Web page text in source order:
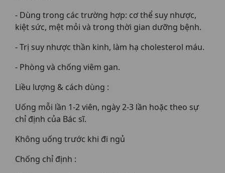
- Dùng trong các trường hợp: cơ thể suy nhược,
kiệt sức, mệt mỏi và trong thời gian dưỡng bệnh.
- Trị suy nhược thần kinh, làm hạ cholesterol máu.
- Phòng và chống viêm gan.
Liều lượng & cách dùng :
Uống mỗi lần 1-2 viên, ngày 2-3 lần hoặc theo sự
chỉ định của Bác sĩ.
Không uống trước khi đi ngủ
Chống chỉ định :